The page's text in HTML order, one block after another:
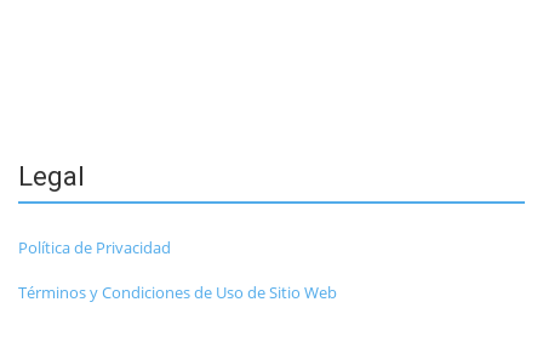
Legal
Política de Privacidad
Términos y Condiciones de Uso de Sitio Web